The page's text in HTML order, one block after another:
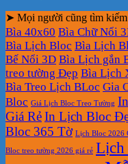
➤ Mọi người cũng tìm kiếm
Bìa 40x60 Bìa Chữ Nổi
Bìa Lịch Bloc Bìa Lịch
Bế Nổi 3D Bìa Lịch gắn
treo tường Đẹp Bìa Lịch
Bìa Treo Lịch BLoc Gia
Bloc Giá Lịch Bloc Treo Tường
Giá RẻIn Lịch Bloc
Bloc 365 Tờ Lịch Bloc 2026
Bloc treo tường 2026 giá rẻ Lịch